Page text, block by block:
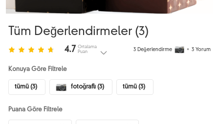
Tüm Değerlendirmeler (3)
4.7 Ortalama
Puan
3 Değerlendirme • 3 Yorum
Konuya Göre Filtrele
tümü (3) fotoğraflı (3) tümü (3)
Puana Göre Filtrele